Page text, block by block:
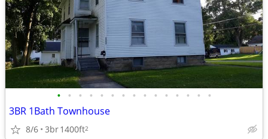
• • • • • • • • • • • • • • •
3BR 1Bath Townhouse
8/6 3br1400ft2